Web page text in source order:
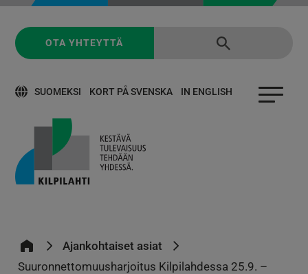
SUOMEKSI KORT PÅ SVENSKA IN ENGLISH
OTA YHTEYTTÄ
Ajankohtaiset asiat
Suuronnettomuusharjoitus Kilpilahdessa 25.9. –